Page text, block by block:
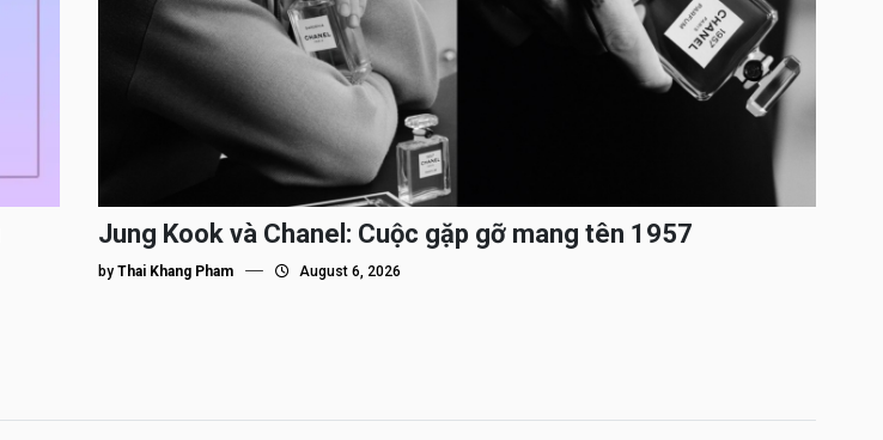
Jung Kook và Chanel: Cuộc gặp gỡ mang tên 1957
by Thai Khang Pham August 6, 2026